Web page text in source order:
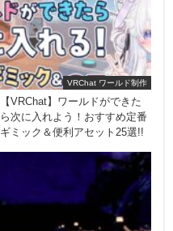
VRChat ワールド制作
【VRChat】ワールドができた
ら次に入れよう！おすすめ定番
ギミック＆便利アセット25選!!